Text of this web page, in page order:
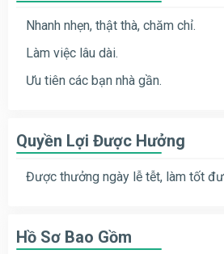
Nhanh nhẹn, thật thà, chăm chỉ.
Làm việc lâu dài.
Ưu tiên các bạn nhà gần.
Quyền Lợi Được Hưởng
Được thưởng ngày lễ tễt, làm tốt
Hồ Sơ Bao Gồm